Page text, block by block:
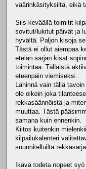
väärinkäsityksiltä, eikä
Siis keväällä toimitit
sovitut/lukitut päivät ja
hyvältä. Paljon kisoja se
Tästä ei ollut aiempaa
etelän sarjan kisat
toimintaa. Tälläistä
eteenpäin viemiseksi.
Lähinnä vain tällä
ole oikein joka
rekkasäännöistä ja
muuttaa. Tästä
samana kuin ennenkin.
Kiitos kuitenkin
kilpailukalenteri
suunnitelluilta
Ikävä todeta nopeet